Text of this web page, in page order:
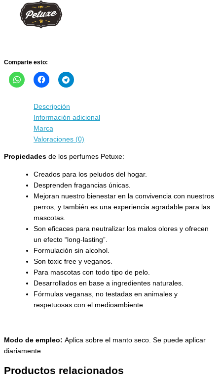
cantidad
Comparte esto:
Descripción
Información adicional
Marca
Valoraciones (0)
Propiedades de los perfumes Petuxe:
Creados para los peludos del hogar.
Desprenden fragancias únicas.
Mejoran nuestro bienestar en la convivencia con nuestros
perros, y también es una experiencia agradable para las
mascotas.
Son eficaces para neutralizar los malos olores y ofrecen
un efecto “long-lasting”.
Formulación sin alcohol.
Son toxic free y veganos.
Para mascotas con todo tipo de pelo.
Desarrollados en base a ingredientes naturales.
Fórmulas veganas, no testadas en animales y
respetuosas con el medioambiente.
Modo de empleo: Aplica sobre el manto seco. Se puede aplicar
diariamente.
Productos relacionados